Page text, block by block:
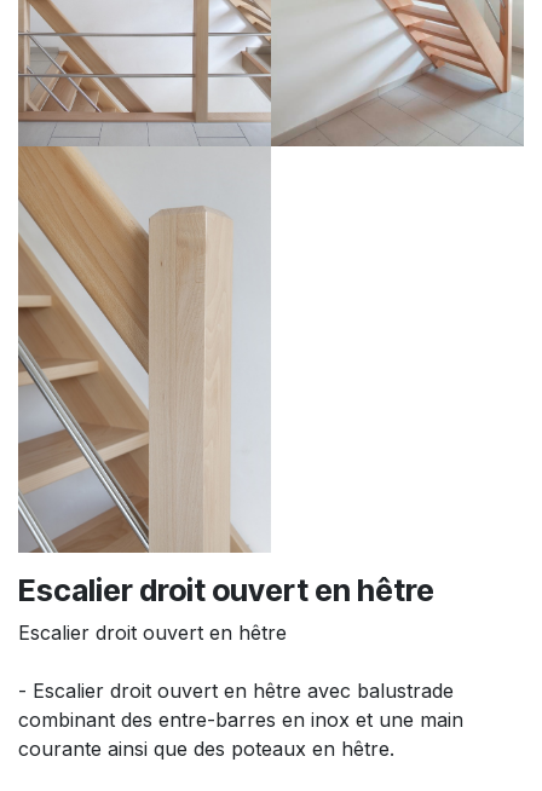
Escalier droit ouvert en hêtre
Escalier droit ouvert en hêtre
- Escalier droit ouvert en hêtre avec balustrade
combinant des entre-barres en inox et une main
courante ainsi que des poteaux en hêtre.